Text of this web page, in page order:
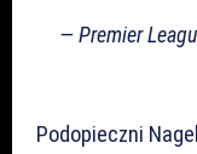
— Premier
Podopieczni